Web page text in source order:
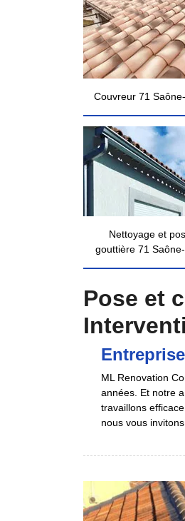
Couvreur 71
Nettoyage et
gouttière 71
Pose et
ML Renovation
années. Et notre
travaillons
nous vous